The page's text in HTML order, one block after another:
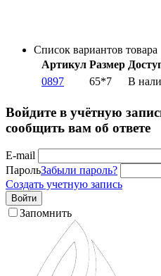
Список вариантов товара
Артикул Размер
0897
65*7 В
Войдите в учётную
сообщить вам об ответе
E-mail
ПарольЗабыли пароль?
Создать учетную запись
Войти
Запомнить